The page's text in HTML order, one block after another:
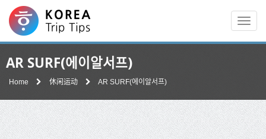
AR SURF(에이알서프)
Home 休闲运动 AR SURF(에이알서프)